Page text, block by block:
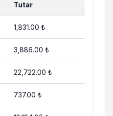
Tutar
1,831.00 ₺
3,886.00 ₺
22,722.00 ₺
737.00 ₺